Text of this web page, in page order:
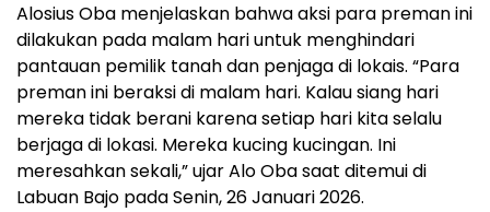
Alosius Oba menjelaskan bahwa aksi para preman ini
dilakukan pada malam hari untuk menghindari
pantauan pemilik tanah dan penjaga di lokais. “Para
preman ini beraksi di malam hari. Kalau siang hari
mereka tidak berani karena setiap hari kita selalu
berjaga di lokasi. Mereka kucing kucingan. Ini
meresahkan sekali,” ujar Alo Oba saat ditemui di
Labuan Bajo pada Senin, 26 Januari 2026.